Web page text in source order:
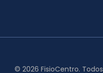
© 2026 FisioCentro. Todos